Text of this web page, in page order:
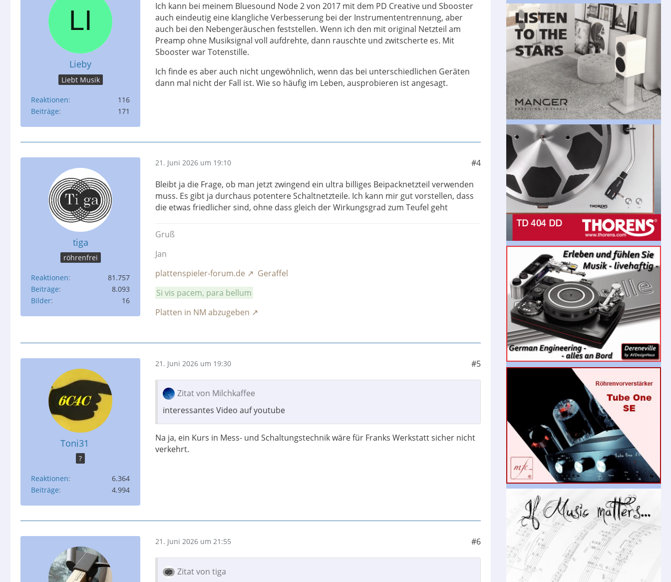
Lieby
Liebt Musik
Reaktionen
116
Beiträge
171
Ich kann bei meinem Bluesound Node 2 von 2017 mit dem PD Creative und Sbooster
auch eindeutig eine klangliche Verbesserung bei der Instrumententrennung, aber
auch bei den Nebengeräuschen feststellen. Wenn ich den mit original Netzteil am
Preamp ohne Musiksignal voll aufdrehte, dann rauschte und zwitscherte es. Mit
Sbooster war Totenstille.
Ich finde es aber auch nicht ungewöhnlich, wenn das bei unterschiedlichen Geräten
dann mal nicht der Fall ist. Wie so häufig im Leben, ausprobieren ist angesagt.
tiga
röhrenfrei
Reaktionen
81.757
Beiträge
8.093
Bilder
16
21. Juni 2026 um 19:10
#4
Bleibt ja die Frage, ob man jetzt zwingend ein ultra billiges Beipacknetzteil verwenden
muss. Es gibt ja durchaus potentere Schaltnetzteile. Ich kann mir gut vorstellen, dass
die etwas friedlicher sind, ohne dass gleich der Wirkungsgrad zum Teufel geht
Gruß
Jan
plattenspieler-forum.de
Geraffel
Si vis pacem, para bellum
Platten in NM abzugeben
Toni31
?
Reaktionen
6.364
Beiträge
4.994
21. Juni 2026 um 19:30 #5
Zitat von Milchkaffee
interessantes Video auf youtube
Na ja, ein Kurs in Mess- und Schaltungstechnik wäre für Franks Werkstatt sicher nicht
verkehrt.
21. Juni 2026 um 21:55 #6
Zitat von tiga